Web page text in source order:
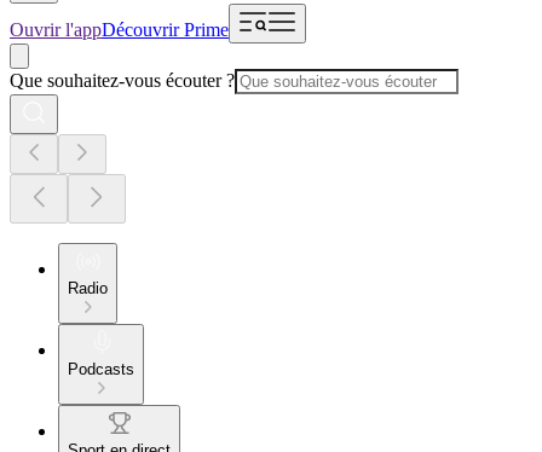
Ouvrir l'appDécouvrir Prime
Que souhaitez-vous écouter ?
Radio
Podcasts